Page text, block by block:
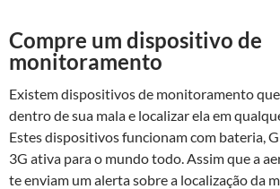
Compre um dispositivo de
monitoramento
Existem dispositivos de monitoramento
dentro de sua mala e localizar ela em
Estes dispositivos funcionam com bateria,
3G ativa para o mundo todo. Assim que a
te enviam um alerta sobre a localização da